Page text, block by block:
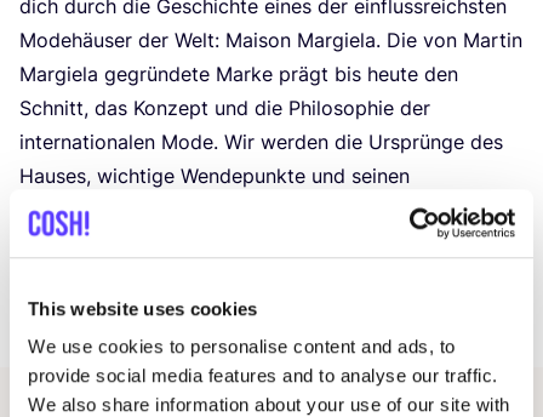
This website uses cookies
We use cookies to personalise content and ads, to
provide social media features and to analyse our traffic.
We also share information about your use of our site with
dich durch die Geschich­te eines der ein­fluss­reichs­ten
Mode­häu­ser der Welt: Mai­son Mar­gie­la. Die von Mar­tin
Mar­gie­la gegrün­de­te Mar­ke prägt bis heu­te den
Schnitt, das Kon­zept und die Phi­lo­so­phie der
inter­na­tio­na­len Mode. Wir wer­den die Ursprün­ge des
Hau­ses, wich­ti­ge Wen­de­punk­te und sei­nen
anhal­ten­den Ein­fluss erkun­den und dabei in einen
ange­reg­ten Aus­tausch treten.
nimm an der Dis­kus­si­on teil.